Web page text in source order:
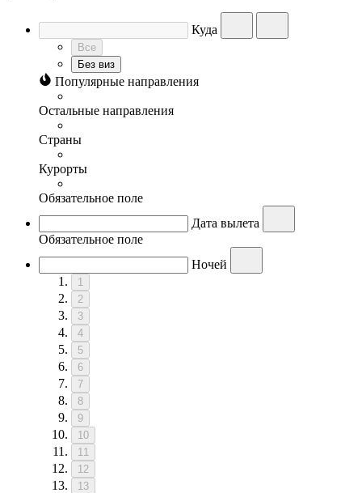
Куда
Все
Без виз
Популярные направления
Остальные направления
Страны
Курорты
Обязательное поле
Дата вылета
Обязательное поле
Ночей
1
2
3
4
5
6
7
8
9
10
11
12
13